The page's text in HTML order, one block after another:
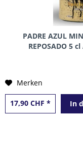
PADRE AZUL
REPOSADO 5
Merken
17,90 CHF * In